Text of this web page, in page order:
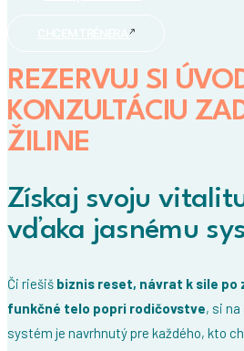
CHCEM TRÉNERA
REZERVUJ SI
KONZULTÁCIU
ŽILINE
Získaj svoju
vďaka jasnému
Či riešiš biznis reset, návrat k sile po
funkčné telo popri rodičovstve, si
systém je navrhnutý pre každého, kto